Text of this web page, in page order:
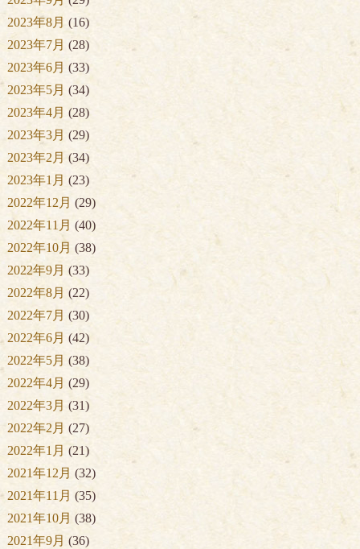
2023年8月 (16)
2023年7月 (28)
2023年6月 (33)
2023年5月 (34)
2023年4月 (28)
2023年3月 (29)
2023年2月 (34)
2023年1月 (23)
2022年12月 (29)
2022年11月 (40)
2022年10月 (38)
2022年9月 (33)
2022年8月 (22)
2022年7月 (30)
2022年6月 (42)
2022年5月 (38)
2022年4月 (29)
2022年3月 (31)
2022年2月 (27)
2022年1月 (21)
2021年12月 (32)
2021年11月 (35)
2021年10月 (38)
2021年9月 (36)